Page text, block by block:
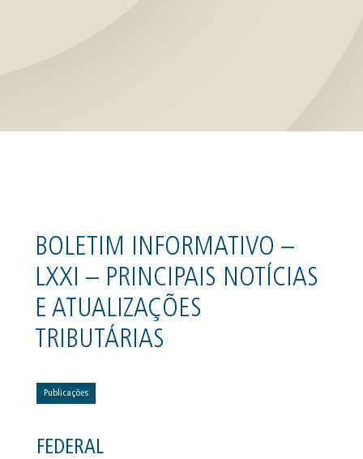
BOLETIM INFORMATIVO –
LXXI – PRINCIPAIS NOTÍCIAS
E ATUALIZAÇÕES
TRIBUTÁRIAS
Publicações
FEDERAL